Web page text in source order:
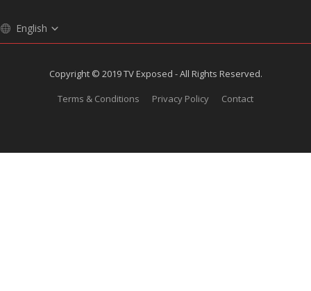
English
Copyright © 2019 TV Exposed - All Rights Reserved.
Terms & Conditions
Privacy Policy Contact